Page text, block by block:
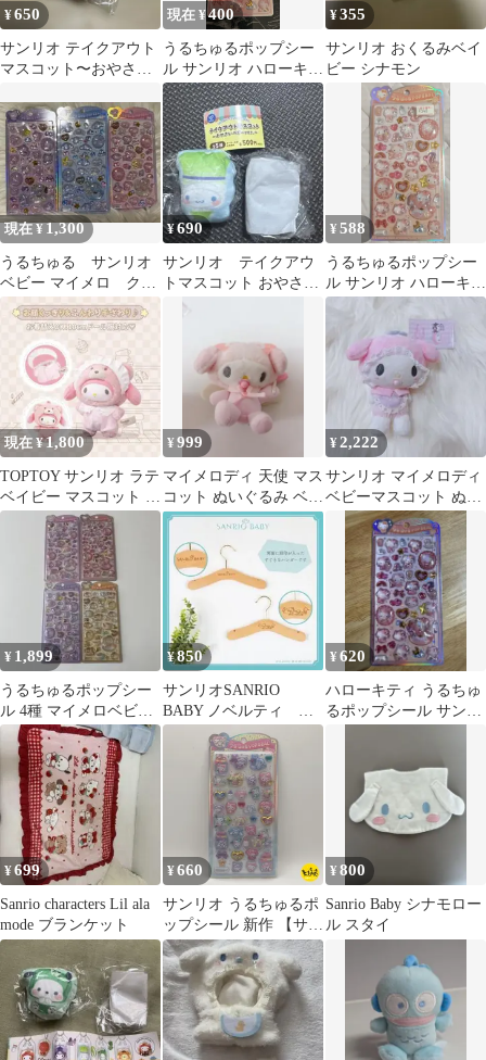
¥650
サンリオ テイクアウト
マスコット〜おやさい
プリン
現在 ¥400
うるちゅるポップシー
ル サンリオ ハローキテ
ィ うるちゅる ベビー
¥355
サンリオ おくるみベイ
ビー シナモン
現在 ¥1,300
うるちゅる サンリオ
ベビー マイメロ クロ
ミ シナモン 3点
¥690
サンリオ テイクアウ
トマスコット おやさい
ベビーver. シナモロー
¥588
うるちゅるポップシー
ル サンリオ ハローキテ
ィ 正規品 うるちゅる
現在 ¥1,800
TOPTOY サンリオ ラテ
ベイビー マスコット マ
イメロ
¥999
マイメロディ 天使 マス
コット ぬいぐるみ ベビ
ー sanrio
¥2,222
サンリオ マイメロディ
ベビーマスコット ぬい
ぐるみ
¥ 1,899
うるちゅるポップシー
ル 4種 マイメロベビー
クロミベビー ポムポム
プリン
¥850
サンリオSANRIO
BABY ノベルティ ハ
ンガー 子供用
¥620
ハローキティ うるちゅ
るポップシール サンリ
¥699
Sanrio characters Lil ala
mode ブランケット
¥660
サンリオ うるちゅるポ
ップシール 新作 【サン
リオキャラクターズ/シ
ロネコベビー】 139154
¥800
Sanrio Baby シナモロー
ル スタイ